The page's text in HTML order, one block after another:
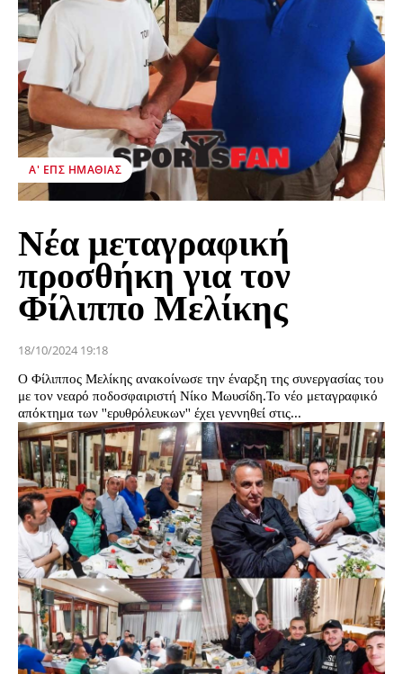
Α' ΕΠΣ ΗΜΑΘΊΑΣ
Νέα μεταγραφική
προσθήκη για τον
Φίλιππο Μελίκης
18/10/2024 19:18
Ο Φίλιππος Μελίκης ανακοίνωσε την έναρξη της συνεργασίας του
με τον νεαρό ποδοσφαιριστή Νίκο Μωυσίδη.Το νέο μεταγραφικό
απόκτημα των ''ερυθρόλευκων'' έχει γεννηθεί στις...